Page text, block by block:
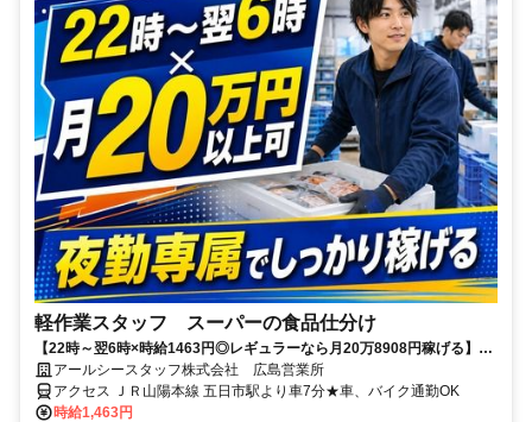
軽作業スタッフ スーパーの食品仕分け
【22時～翌6時×時給1463円◎レギュラーなら月20万8908円稼げる】夜
勤専属でしっかり稼げる◎週3日～勤務もOK！
アールシースタッフ株式会社 広島営業所
アクセス ＪＲ山陽本線 五日市駅より車7分★車、バイク通勤OK
時給1,463円